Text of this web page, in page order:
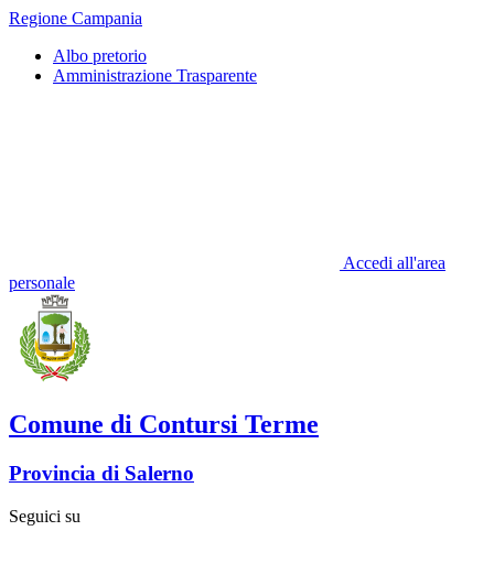
Regione Campania
Albo pretorio
Amministrazione Trasparente
Accedi all'area
personale
Comune di Contursi Terme
Provincia di Salerno
Seguici su